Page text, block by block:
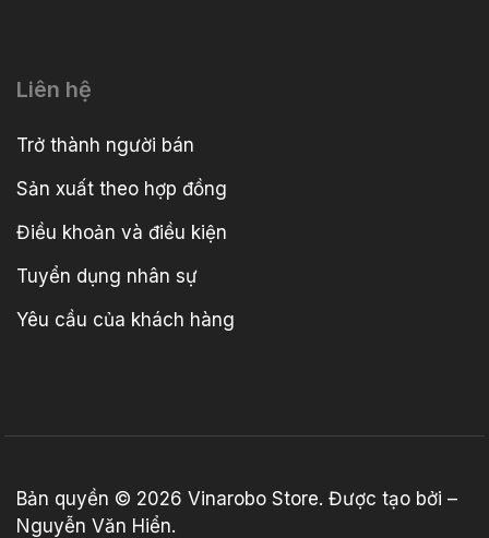
Liên hệ
Trở thành người bán
Sản xuất theo hợp đồng
Điều khoản và điều kiện
Tuyển dụng nhân sự
Yêu cầu của khách hàng
Bản quyền © 2026 Vinarobo Store. Được tạo bởi –
Nguyễn Văn Hiển.